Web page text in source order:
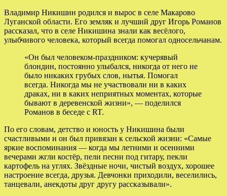
Владимир Никишин родился и вырос в селе Макарово
Луганской области. Его земляк и лучший друг Игорь Романов
рассказал, что в селе Никишина знали как весёлого,
улыбчивого человека, который всегда помогал односельчанам.
«Он был человеком-праздником: кучерявый
блондин, постоянно улыбался, никогда от него не
было никаких грубых слов, нытья. Помогал
всегда. Никогда мы не участвовали ни в каких
драках, ни в каких неприятных моментах, которые
бывают в деревенской жизни», — поделился
Романов в беседе с RT.
По его словам, детство и юность у Никишина были
счастливыми и он был привязан к сельской жизни: «Самые
яркие воспоминания — когда мы летними и осенними
вечерами жгли костёр, пели песни под гитару, пекли
картофель на углях. Звёздные ночи, чистый воздух, хорошее
настроение всегда, друзья. Девчонки приходили, веселились,
танцевали, анекдоты друг другу рассказывали».